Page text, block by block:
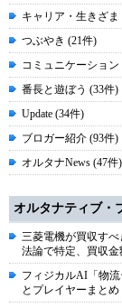
キャリア・生きざま
つぶやき (21件)
コミュニケーション
番長と遊ぼう (33件)
Update (34件)
ブロガー紹介 (93件)
オルタナNews (47件)
オルタナティブ・
三菱電機が買収す
法論で特定、買収
フィジカルAI「物
とプレイヤーまとめ